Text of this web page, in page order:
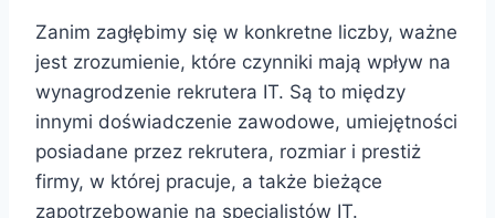
Zanim zagłębimy się w konkretne liczby, ważne
jest zrozumienie, które czynniki mają wpływ na
wynagrodzenie rekrutera IT. Są to między
innymi doświadczenie zawodowe, umiejętności
posiadane przez rekrutera, rozmiar i prestiż
firmy, w której pracuje, a także bieżące
zapotrzebowanie na specjalistów IT.